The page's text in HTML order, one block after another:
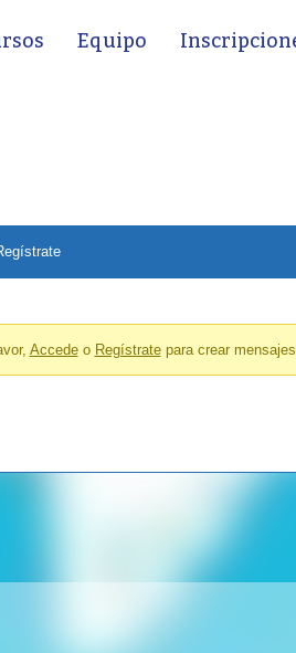
Equipo
Accedeo Regístratepara crear mensajes